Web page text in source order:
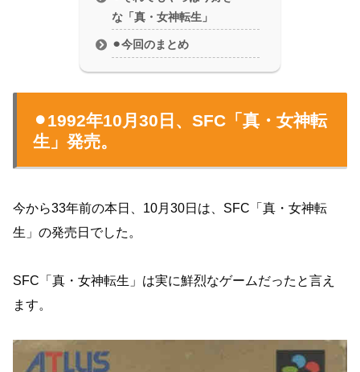
な「真・女神転生」
⚫︎今回のまとめ
⚫︎1992年10月30日、SFC「真・女神転
生」発売。
今から33年前の本日、10月30日は、SFC「真・女神転
生」の発売日でした。
SFC「真・女神転生」は実に鮮烈なゲームだったと言え
ます。